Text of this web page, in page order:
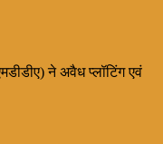
ने अवैध प्लॉटिंग एवं